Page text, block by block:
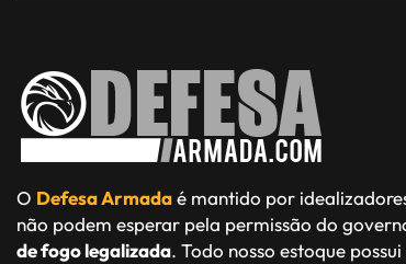
O Defesa Armadaé mantido por
não podem esperar pela permissão do
de fogo legalizada. Todo nosso estoque